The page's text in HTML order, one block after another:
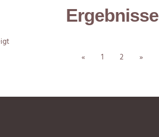
Ergebnisse
«
1 2 »